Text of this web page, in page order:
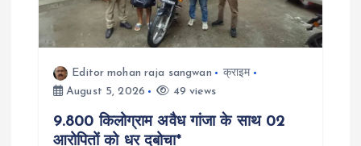
Editor mohan raja sangwan
क्राइम
August 5, 2026
49 views
9.800 किलोग्राम अवैध गांजा के साथ 02
आरोपितों को धर दबोचा*